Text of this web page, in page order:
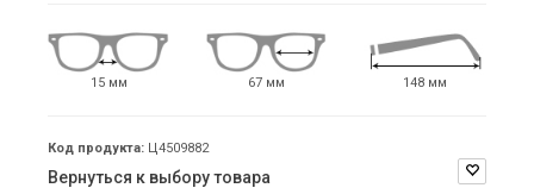
15 мм 67 мм 148 мм
Код продукта: Ц4509882
Вернуться к выбору товара